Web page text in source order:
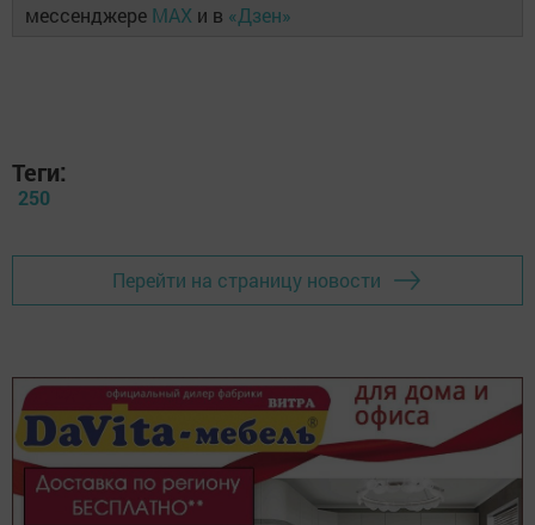
мессенджере MAX и в «Дзен»
Теги:
250
Перейти на страницу новости